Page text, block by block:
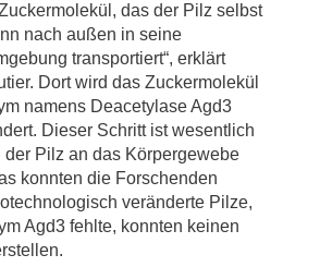
das der Pilz selbst
nach außen in seine
transportiert“, erklärt
Dort wird das Zuckermolekül
namens Deacetylase Agd3
Dieser Schritt ist wesentlich
der Pilz an das Körpergewebe
konnten die Forschenden
veränderte Pilze,
Agd3 fehlte, konnten keinen